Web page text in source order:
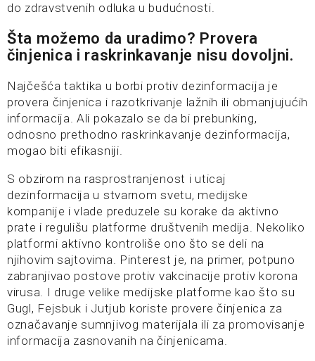
do zdravstvenih odluka u budućnosti.
Šta možemo da uradimo? Provera
činjenica i raskrinkavanje nisu dovoljni.
Najčešća taktika u borbi protiv dezinformacija je
provera činjenica i razotkrivanje lažnih ili obmanjujućih
informacija. Ali pokazalo se da bi prebunking,
odnosno prethodno raskrinkavanje dezinformacija,
mogao biti efikasniji.
S obzirom na rasprostranjenost i uticaj
dezinformacija u stvarnom svetu, medijske
kompanije i vlade preduzele su korake da aktivno
prate i regulišu platforme društvenih medija. Nekoliko
platformi aktivno kontroliše ono što se deli na
njihovim sajtovima. Pinterest je, na primer, potpuno
zabranjivao postove protiv vakcinacije protiv korona
virusa. I druge velike medijske platforme kao što su
Gugl, Fejsbuk i Jutjub koriste provere činjenica za
označavanje sumnjivog materijala ili za promovisanje
informacija zasnovanih na činjenicama.